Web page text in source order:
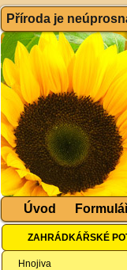
Příroda je
Úvod
ZAHRÁDKÁŘSKÉ
Hnojiva